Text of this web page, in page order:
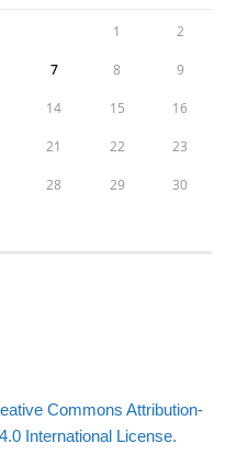
1 2
7 8 9
14 15 16
21 22 23
28 29 30
Commons Attribution-
International License.